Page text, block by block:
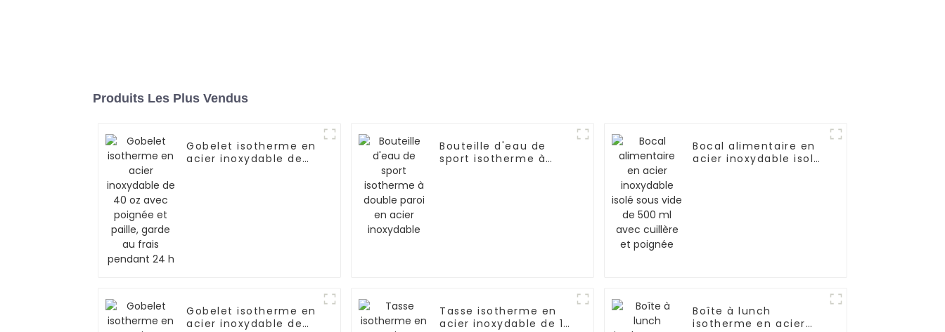
Produits Les Plus Vendus
Gobelet isotherme en
acier inoxydable de
Bouteille d'eau de
sport isotherme à
Bocal alimentaire en
acier inoxydable isolé
Gobelet isotherme en
acier inoxydable de
Tasse isotherme en
acier inoxydable de 12
Boîte à lunch
isotherme en acier